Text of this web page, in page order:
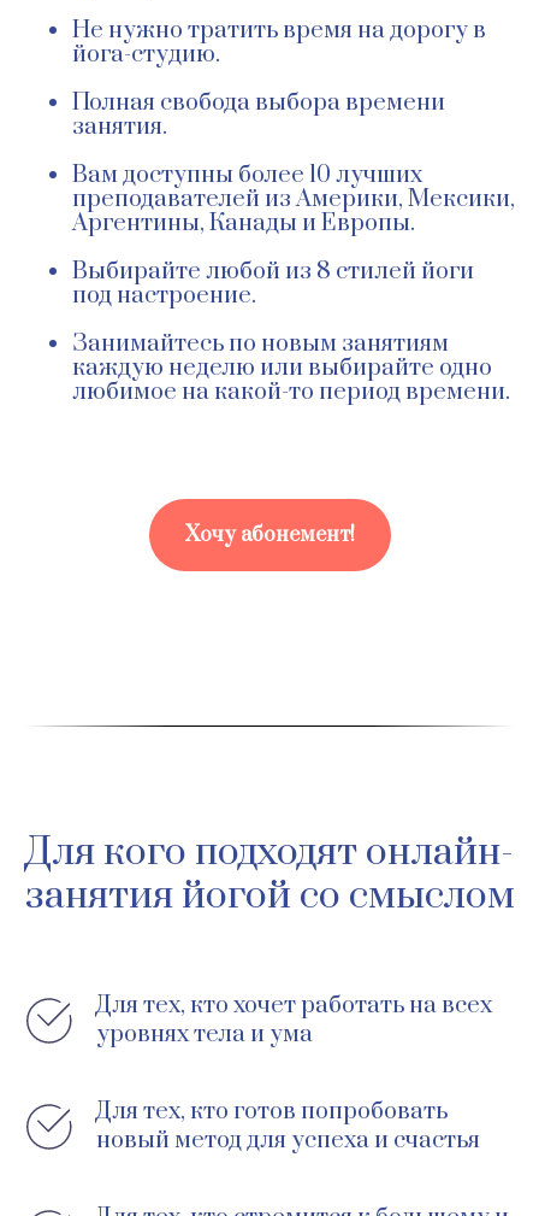
Не нужно тратить время на дорогу в
йога-студию.
Полная свобода выбора времени
занятия.
Вам доступны более 10 лучших
преподавателей из Америки, Мексики,
Аргентины, Канады и Европы.
Выбирайте любой из 8 стилей йоги
под настроение.
Занимайтесь по новым занятиям
каждую неделю или выбирайте одно
любимое на какой-то период времени.
Хочу абонемент!
Для кого подходят онлайн-
занятия йогой со смыслом
Для тех, кто хочет работать на всех
уровнях тела и ума
Для тех, кто готов попробовать
новый метод для успеха и счастья